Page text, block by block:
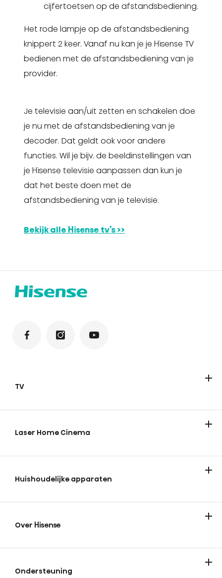
cijfertoetsen op de afstandsbediening.
Het rode lampje op de afstandsbediening
knippert 2 keer. Vanaf nu kan je je Hisense TV
bedienen met de afstandsbediening van je
provider.
Je televisie aan/uit zetten en schakelen doe
je nu met de afstandsbediening van je
decoder. Dat geldt ook voor andere
functies. Wil je bijv. de beeldinstellingen van
je Hisense televisie aanpassen dan kun je
dat het beste doen met de
afstandsbediening van je televisie.
Bekijk alle Hisense tv’s >>
TV
Laser Home Cinema
Huishoudelijke apparaten
Over Hisense
Ondersteuning